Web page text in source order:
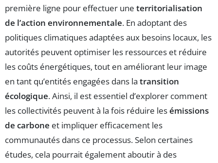
première ligne pour effectuer une territorialisation
de l’action environnementale. En adoptant des
politiques climatiques adaptées aux besoins locaux, les
autorités peuvent optimiser les ressources et réduire
les coûts énergétiques, tout en améliorant leur image
en tant qu’entités engagées dans la transition
écologique. Ainsi, il est essentiel d’explorer comment
les collectivités peuvent à la fois réduire lesémissions
de carbone et impliquer efficacement les
communautés dans ce processus. Selon certaines
études, cela pourrait également aboutir à des